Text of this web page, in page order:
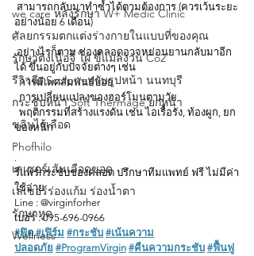
we care หลังรักษา W+ Medic Clinic
ศัลยกรรมตกแต่งร่างกายในแบบที่ของคุณ
รักษาติ่งเนื้อจี้ ไฝ ขี้แมลงวัน Co2
รีวิวฉีดSculptraปรับรูปหน้า นนทบุรี
กระชับหน้า Soft Thermage ยกหน้า
ขลิบไร้เลือด
Phofhilo
เลเซอร์เส้นเลือดขอด
เลเซอร์ร่องแก้ม ร่องนํ้าตา
รักษาหูด
Wellness
สามารถกลับมาทำซ้ำได้ตามต้องการ (ควรเว้นระยะ
อย่างน้อย 6 เดือน)
.
อย่างไรก็ตาม ช่องคลอดอาจหย่อนยานกลับมาอีก
ได้ ขึ้นอยู่กับปัจจัยต่างๆ เช่น
การมีเพศสัมพันธ์บ่อย
การเปลี่ยนแปลงของฮอร์โมนตามวัย
พฤติกรรมที่สร้างแรงดัน เช่น ไอเรื้อรัง, ท้องผูก, ยก
ของหนัก
.
.
รีแพร์กระชับช่องคลอด ปรึกษาทีมแพทย์ ฟรี ไม่มีค่า
ใช้จ่าย
Line : @virginforher
เบอร์ : 095-696-0966
#ฟิต #เฟิร์ม #กระชับ #เน้นความ
ปลอดภัย #ProgramVirgin #คืนความกระชับ #ฟื้นฟู